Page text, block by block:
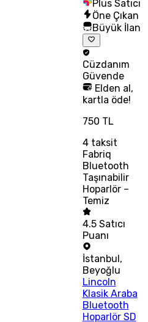
Plus Satıcı
Öne Çıkan
Büyük İlan
Cüzdanım
Güvende
Elden al,
kartla öde!
750 TL
4taksit
Fabriq
Bluetooth
Taşınabilir
Hoparlör –
Temiz
4.5 Satıcı
Puanı
İstanbul ,
Beyoğlu
Lincoln
Klasik Araba
Bluetooth
Hoparlör SD